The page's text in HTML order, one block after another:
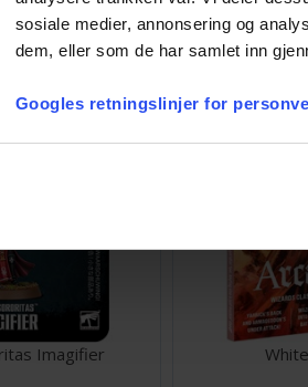
sosiale medier, annonsering og
dem, eller som de har samlet inn
Googles retningslinjer for
lager:1
Imagifier